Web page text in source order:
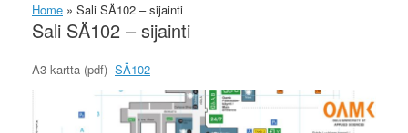
Home » Sali SÄ102 – sijainti
Sali SÄ102 – sijainti
A3-kartta (pdf) SÄ102